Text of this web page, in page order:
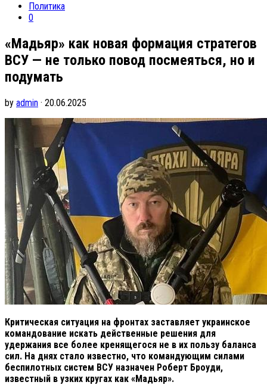
Политика
0
«Мадьяр» как новая формация стратегов
ВСУ — не только повод посмеяться, но и
подумать
by admin · 20.06.2025
Критическая ситуация на фронтах заставляет украинское
командование искать действенные решения для
удержания все более кренящегося не в их пользу баланса
сил. На днях стало известно, что командующим силами
беспилотных систем ВСУ назначен Роберт Броуди,
известный в узких кругах как «Мадьяр».